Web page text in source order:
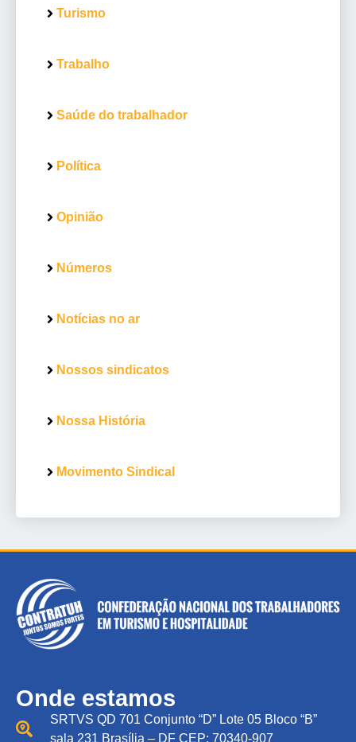
Turismo
Trabalho
Saúde do trabalhador
Política
Opinião
Números
Notícias no ar
Nossos sindicatos
Nossa História
Movimento Sindical
Onde estamos
SRTVS QD 701 Conjunto “D” Lote 05 Bloco “B”
sala 231 Brasília – DF CEP: 70340-907